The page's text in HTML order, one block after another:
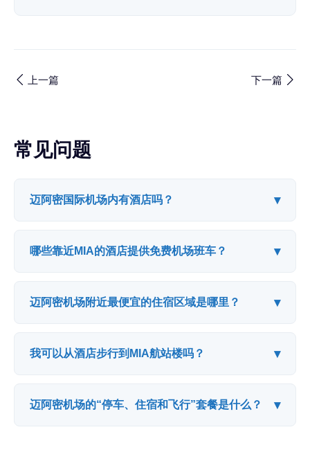
上一篇 下一篇
常见问题
迈阿密国际机场内有酒店吗？ ▾
哪些靠近MIA的酒店提供免费机场班车？ ▾
迈阿密机场附近最便宜的住宿区域是哪里？ ▾
我可以从酒店步行到MIA航站楼吗？ ▾
迈阿密机场的“停车、住宿和飞行”套餐是什么？ ▾